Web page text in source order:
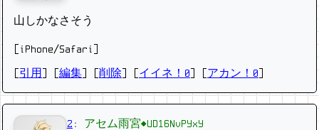
山しかなさそう
[iPhone/Safari]
引用 編集 削除 イイネ！0 アカン！0
2 : アセム雨宮◆UD16NvPYxY